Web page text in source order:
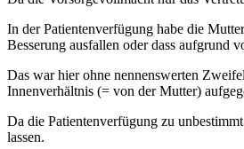
In der Patientenverfügung habe die
Besserung ausfallen oder dass aufgrund
Das war hier ohne nennenswerten
Innenverhältnis (= von der Mutter)
Da die Patientenverfügung zu
lassen.